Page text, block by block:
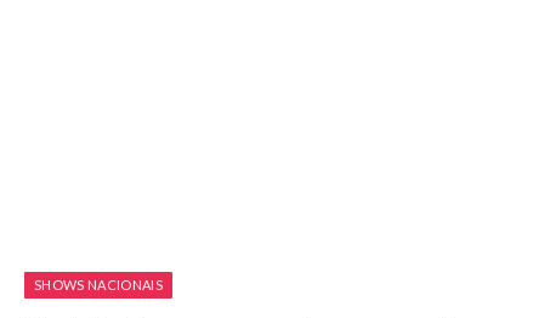
SHOWS NACIONAIS